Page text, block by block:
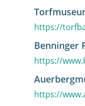
https://
Benninger
https://
https://